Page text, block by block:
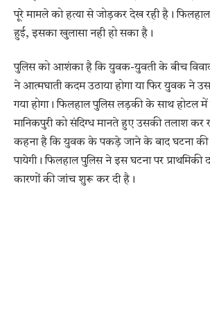
पूरे मामले को हत्या से जोड़कर देख रही है।
हुई, इसका खुलासा नही हो सका है।
पुलिस को आशंका है कि युवक-युवती के बीच
ने आत्मघाती कदम उठाया होगा या फिर युवक ने
गया होगा। फिलहाल पुलिस लड़की के साथ होटल
मानिकपुरी को संदिग्ध मानते हुए उसकी तलाश कर
कहना है कि युवक के पकड़े जाने के बाद घटना की
पायेगी। फिलहाल पुलिस ने इस घटना पर प्राथमिकी
कारणों की जांच शुरू कर दी है।